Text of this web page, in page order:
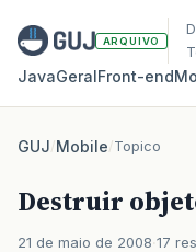
ARQUIVO
JavaGeralFront‑end
GUJ/Mobile/Topico
Destruir
21 de maio de 2008 17